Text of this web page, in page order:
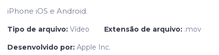
iPhone iOS e Android.
Tipo de arquivo: Vídeo Extensão de arquivo: .mov
Desenvolvido por: Apple Inc.